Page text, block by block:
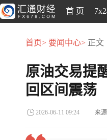
首 页
首页> 要闻中心> 正文
原油交易提
回区间震荡
2026-06-11 09:24 来